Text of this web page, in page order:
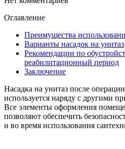
Оглавление
Преимущества
Варианты насадок на унитаз
Рекомендации по
реабилитационный период
Заключение
Насадка на унитаз после
используется наряду с другими
Все элементы оформления
позволяют обеспечить
и во время использования